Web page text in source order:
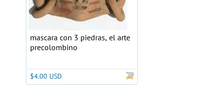
mascara con 3 piedras, el arte
precolombino
$4.00 USD